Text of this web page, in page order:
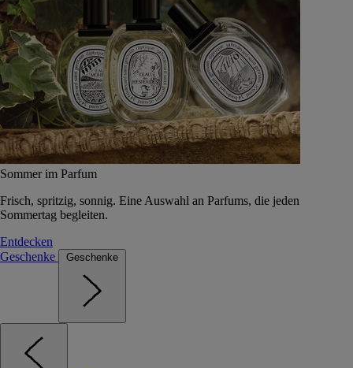
Sommer im Parfum
Frisch, spritzig, sonnig. Eine Auswahl an Parfums, die jeden
Sommertag begleiten.
Entdecken
Geschenke
Geschenke